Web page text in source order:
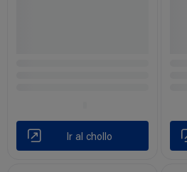
Ir al chollo